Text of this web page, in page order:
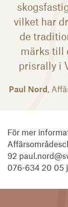
vilket har
de
märks till
prisrally i
Paul Nord,
För mer
92
076-634 20 05